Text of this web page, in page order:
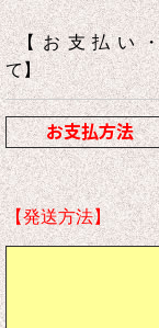
【お支払い
て
お支払方
【発送方法】